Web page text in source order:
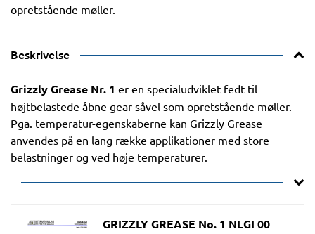
opretstående møller.
Beskrivelse
Grizzly Grease Nr. 1 er en specialudviklet fedt til
højtbelastede åbne gear såvel som opretstående møller.
Pga. temperatur-egenskaberne kan Grizzly Grease
anvendes på en lang række applikationer med store
belastninger og ved høje temperaturer.
GRIZZLY GREASE No. 1 NLGI 00